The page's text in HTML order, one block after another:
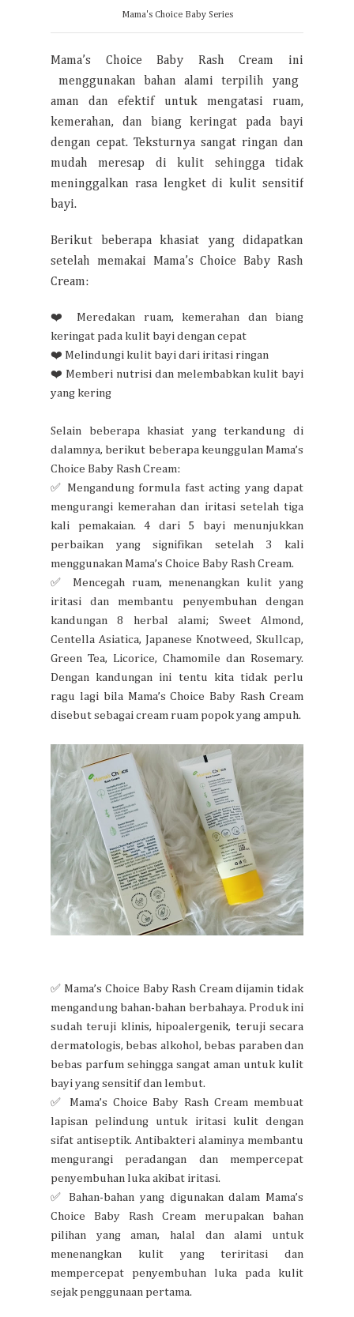
Mama's Choice Baby Series
Mama’s Choice Baby Rash Cream ini
menggunakan bahan alami terpilih yang
aman dan efektif untuk mengatasi ruam,
kemerahan, dan biang keringat pada bayi
dengan cepat. Teksturnya sangat ringan dan
mudah meresap di kulit sehingga tidak
meninggalkan rasa lengket di kulit sensitif
bayi.
Berikut beberapa khasiat yang didapatkan
setelah memakai Mama’s Choice Baby Rash
Cream:
❤️ Meredakan ruam, kemerahan dan biang
keringat pada kulit bayi dengan cepat
❤️ Melindungi kulit bayi dari iritasi ringan
❤️ Memberi nutrisi dan melembabkan kulit bayi
yang kering
Selain beberapa khasiat yang terkandung di
dalamnya, berikut beberapa keunggulan Mama’s
Choice Baby Rash Cream:
✅ Mengandung formula fast acting yang dapat
mengurangi kemerahan dan iritasi setelah tiga
kali pemakaian. 4 dari 5 bayi menunjukkan
perbaikan yang signifikan setelah 3 kali
menggunakan Mama’s Choice Baby Rash Cream.
✅ Mencegah ruam, menenangkan kulit yang
iritasi dan membantu penyembuhan dengan
kandungan 8 herbal alami; Sweet Almond,
Centella Asiatica, Japanese Knotweed, Skullcap,
Green Tea, Licorice, Chamomile dan Rosemary.
Dengan kandungan ini tentu kita tidak perlu
ragu lagi bila Mama’s Choice Baby Rash Cream
disebut sebagai cream ruam popok yang ampuh.
✅ Mama’s Choice Baby Rash Cream dijamin tidak
mengandung bahan-bahan berbahaya. Produk ini
sudah teruji klinis, hipoalergenik, teruji secara
dermatologis, bebas alkohol, bebas paraben dan
bebas parfum sehingga sangat aman untuk kulit
bayi yang sensitif dan lembut.
✅ Mama’s Choice Baby Rash Cream membuat
lapisan pelindung untuk iritasi kulit dengan
sifat antiseptik. Antibakteri alaminya membantu
mengurangi peradangan dan mempercepat
penyembuhan luka akibat iritasi.
✅ Bahan-bahan yang digunakan dalam Mama’s
Choice Baby Rash Cream merupakan bahan
pilihan yang aman, halal dan alami untuk
menenangkan kulit yang teriritasi dan
mempercepat penyembuhan luka pada kulit
sejak penggunaan pertama.